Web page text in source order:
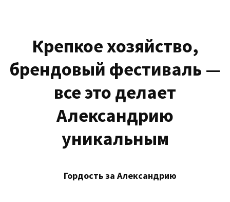
Крепкое хозяйство,
брендовый фестиваль —
все это делает
Александрию
уникальным
Гордость за Александрию